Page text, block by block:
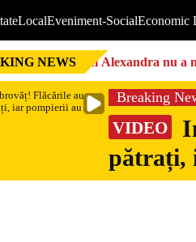
LocalEveniment-SocialEconomic
NEWS Nici Alexandra nu
Breaking
VIDEO
pătrați,